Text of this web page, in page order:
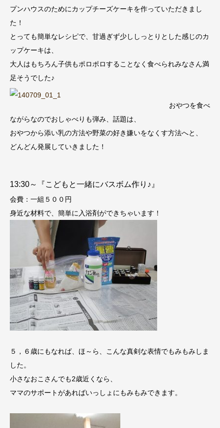
プンハウスのためにカップチーズケーキを作っていただきまし
た！
とっても簡単なレシピで、甘過ぎず少ししっとりとした感じのカ
ップケーキは、
大人はもちろん子供もポロポロすることなく食べられみなさん満
足そうでした♪
おやつを食べ
ながらなのでおしゃべりも弾み、話題は、
おやつから添い乳の方法や野菜の好き嫌いをなくす方法へと、
どんどん発展していきました！
13:30～『こどもと一緒にバスボム作り♪』
会費：一組５００円
身近な材料で、簡単に入浴剤ができちゃいます！
５，６歳にもなれば、ほ～ら、こんな真剣な表情でもみもみしま
した。
小さなおこさんでも2歳近くなら、
ママのサポートがあればいっしょにもみもみできます。